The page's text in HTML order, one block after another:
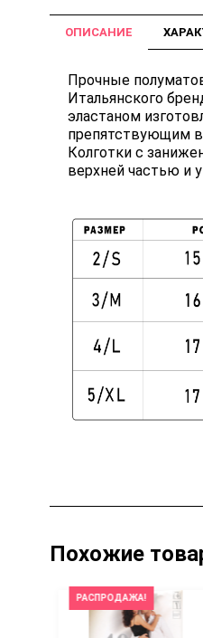
ОПИСАНИЕ
Прочные
Итальянского
эластаном
препятствующим
Колготки с
верхней частью и
Похожие
РАСПРОДАЖА!